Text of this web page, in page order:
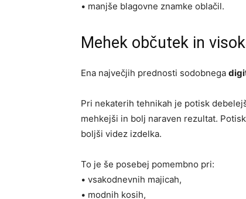
• manjše blagovne znamke oblačil.
Mehek občutek in
Ena največjih prednosti sodobnega
Pri nekaterih tehnikah je potisk
mehkejši in bolj naraven rezultat.
boljši videz izdelka.
To je še posebej pomembno pri:
• vsakodnevnih majicah,
• modnih kosih,